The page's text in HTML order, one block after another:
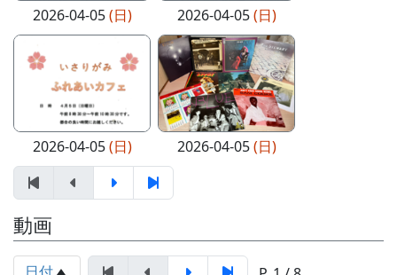
2026-04-05(日) 2026-04-05(日)
2026-04-05(日) 2026-04-05(日)
動画